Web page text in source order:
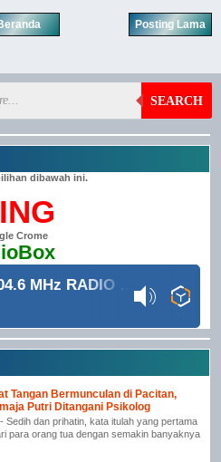
Posting Lama
SEARCH
dibawah ini.
Crome
104.6 MHz RADIO GRINDULU FM
Tangan Bermunculan di Pacitan,
Putri Ditangani Psikolog
Sedih dan prihatin, kata itulah yang pertama
para orang tua dengan semakin banyaknya